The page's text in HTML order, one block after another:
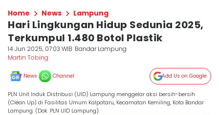
Home News Lampung
Hari Lingkungan Hidup Sedunia 2025,
Terkumpul 1.480 Botol Plastik
14 Jun 2025, 07:03 WIB Bandar Lampung
Martin Tobing
News Channel Add Us on Google
PLN Unit Induk Distribusi (UID) Lampung menggelar aksi bersih-bersih
(Clean Up) di Fasilitas Umum Kalpataru, Kecamatan Kemiling, Kota Bandar
Lampung. (Dok. PLN UID Lampung).